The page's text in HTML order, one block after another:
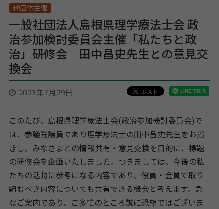
の
置:
他団体主催
一般社団法人島根県理学療法士会 政
治参加検討委員会主催「私たちと政
治」研修会 田中昌史先生との意見交
換会
2023年7月29日
このたび、島根県理学療法士会(政治参加検討委員会)で
は、参議院議員であり理学療法士の田中昌史先生をお招
きし、みなさまとの情報共有・意見交換を目的に、標題
の研修会を企画いたしました。つきましては、今後の私
たちの活動に参考になる内容であり、役員・会員で取り
組むべき内容についても共有できる機会と考えます。急
なご案内であり、ご多忙のところ誠に恐縮ではございま